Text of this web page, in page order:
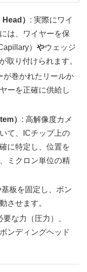
） : 実際にワイ
は、ワイヤーを保
）やウェッジ
取り付けられます。
が巻かれたリールか
ーを正確に供給し
） : 高解像度カメ
て、ICチップ上の
に特定し、位置を
ミクロン単位の精
板を固定し、ボン
させます。
な力（圧力）、
ンディングヘッド